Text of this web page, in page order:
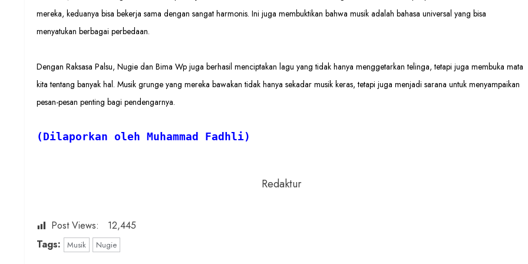
mereka, keduanya bisa bekerja sama dengan sangat harmonis. Ini juga membuktikan bahwa musik adalah bahasa universal yang bisa
menyatukan berbagai perbedaan.
Dengan Raksasa Palsu, Nugie dan Bima Wp juga berhasil menciptakan lagu yang tidak hanya menggetarkan telinga, tetapi juga membuka mata
kita tentang banyak hal. Musik grunge yang mereka bawakan tidak hanya sekadar musik keras, tetapi juga menjadi sarana untuk menyampaikan
pesan-pesan penting bagi pendengarnya.
(Dilaporkan oleh Muhammad Fadhli)
Redaktur
Post Views:
12,445
Tags:
Musik Nugie